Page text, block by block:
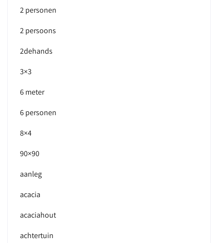
2 personen
2 persoons
2dehands
3×3
6 meter
6 personen
8×4
90×90
aanleg
acacia
acaciahout
achtertuin